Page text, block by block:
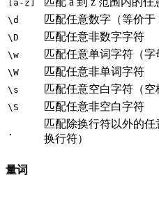
[a-z]
\d 匹配任意数字（等价于
\D 匹配任意非数字字符
\w 匹配任意单词字符（字
\W 匹配任意非单词字符
\s 匹配任意空白字符（空
\S 匹配任意非空白字符
.
匹配除换行符以外的
换行符）
量词